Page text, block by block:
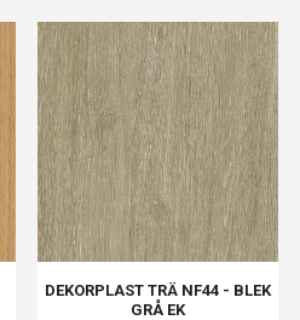
DEKORPLAST TRÄ NF44 - BLEK
GRÅ EK